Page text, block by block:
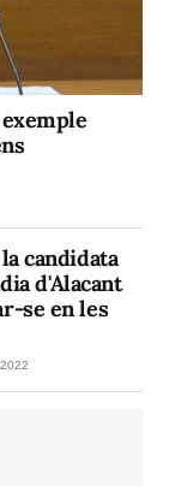
candidata
d'Alacant
se en les